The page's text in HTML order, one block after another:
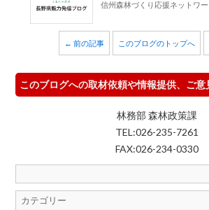
信州森林づくり応援ネットワー
← 前の記事 このブログのトップへ
このブログへの取材依頼や情報提供、ご
林務部 森林政策課
TEL:026-235-7261
FAX:026-234-0330